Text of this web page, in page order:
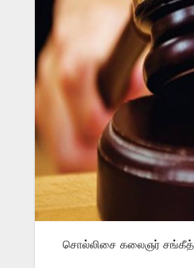
சொல்லிசை கலைஞர்